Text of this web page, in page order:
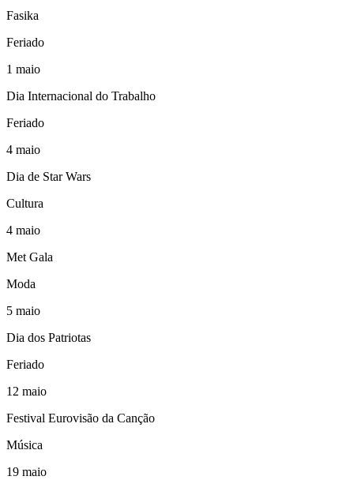
Fasika
Feriado
1 maio
Dia Internacional do Trabalho
Feriado
4 maio
Dia de Star Wars
Cultura
4 maio
Met Gala
Moda
5 maio
Dia dos Patriotas
Feriado
12 maio
Festival Eurovisão da Canção
Música
19 maio